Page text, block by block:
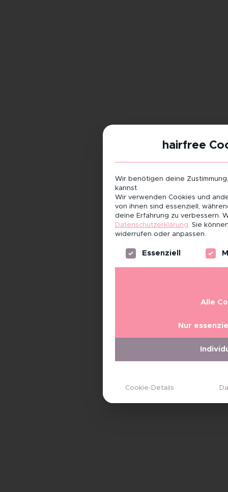
hairfree
Wir benötigen deine
kannst.
Wir verwenden Cookies und
von ihnen sind essenziell,
deine Erfahrung zu verbessern.
Datenschutzerklärung. Sie
widerrufen oder anpassen.
Es folgt eine Liste der
Essenziell
Alle
Nur
Cookie-Details